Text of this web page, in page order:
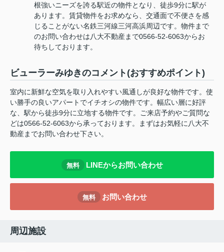
根強いニーズを誇る駅近の物件となり、徒歩9分に駅が
あります。賃貸物件をお求めなら、交通面で不便さを感
じることがない名鉄三河線三河高浜周辺です。物件まで
のお問い合わせは八大不動産まで0566-52-6063からお
待ちしております。
ビューラーみゆきのコメント(おすすめポイント)
室内に新鮮な空気を取り入れやすい風通しが良好な物件です。使
い勝手の良いアパートでイチオシの物件です。幅広い層に好評
な、駅から徒歩9分に立地する物件です。ご来店予約やご質問な
どは0566-52-6063から承っております。まずはお気軽に八大不
動産までお問い合わせ下さい。
無料 LINEからお問い合わせ
無料 お問い合わせ
周辺施設